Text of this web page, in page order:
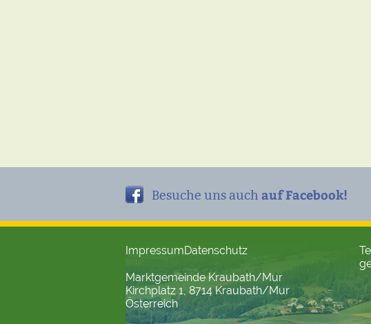
Besuche uns auch auf Facebook!
ImpressumDatenschutz
Marktgemeinde Kraubath/Mur
Kirchplatz 1, 8714 Kraubath/Mur
Österreich